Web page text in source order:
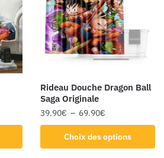
Rideau Douche Dragon Ball
Saga Originale
39.90€ – 69.90€
Choix des options